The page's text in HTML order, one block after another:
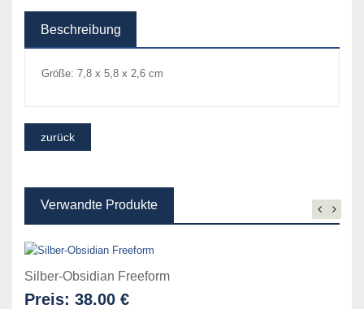
Beschreibung
Größe: 7,8 x 5,8 x 2,6 cm
Verwandte Produkte
Silber-Obsidian Freeform
Preis: 38.00 €